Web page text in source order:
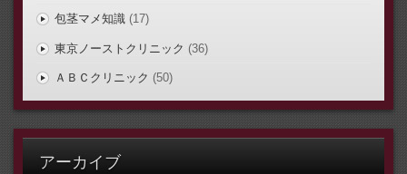
包茎マメ知識(17)
東京ノーストクリニック (36)
ＡＢＣクリニック (50)
アーカイブ